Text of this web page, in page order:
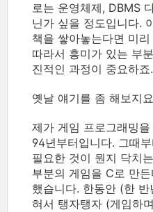
로는 운영체제, DBMS
닌가 싶을 정도입니다.
책을 쌓아놓는다면 미
따라서 흥미가 있는 부
진적인 과정이 중요하죠.
옛날 얘기를 좀 해보지
제가 게임 프로그래밍
94년부터입니다. 그때
필요한 것이 뭔지 닥치
부분의 게임을 C로 만
했습니다. 한동안 (한
혀서 탱자탱자 (게임하